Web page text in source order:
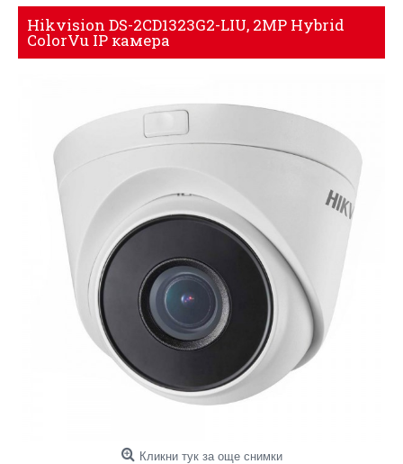
Hikvision DS-2CD1323G2-LIU, 2MP Hybrid
ColorVu IP камера
Кликни тук за още снимки